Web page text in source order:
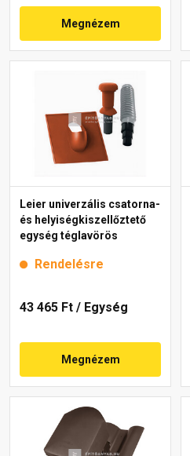
Megnézem
Leier univerzális csatorna-
és helyiségkiszellőztető
egység téglavörös
Rendelésre
43 465 Ft / Egység
Megnézem